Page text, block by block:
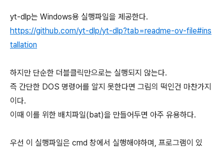
yt-dlp는 Windows용 실행파일을 제공한다.
https://github.com/yt-dlp/yt-dlp?tab=readme-ov-file#ins
tallation
하지만 단순한 더블클릭만으로는 실행되지 않는다.
즉 간단한 DOS 명령어를 알지 못한다면 그림의 떡인건 마찬가지
이다.
이때 이를 위한 배치파일(bat)을 만들어두면 아주 유용하다.
우선 이 실행파일은 cmd 창에서 실행해야하며, 프로그램이 있